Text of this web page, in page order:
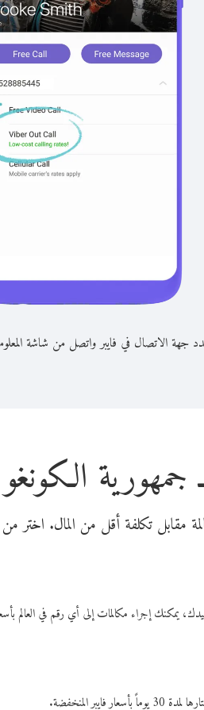
جهة الاتصال في فايبر واتصل من شاشة
الكونغو